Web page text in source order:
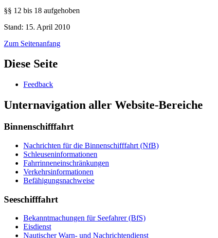
§§ 12 bis 18 aufgehoben
Stand: 15. April 2010
Zum Seitenanfang
Diese Seite
Feedback
Unternavigation aller Website-Bereiche
Binnenschifffahrt
Nachrichten für die Binnenschifffahrt (NfB)
Schleuseninformationen
Fahrrinneneinschränkungen
Verkehrsinformationen
Befähigungsnachweise
Seeschifffahrt
Bekanntmachungen für Seefahrer (BfS)
Eisdienst
Nautischer Warn- und Nachrichtendienst